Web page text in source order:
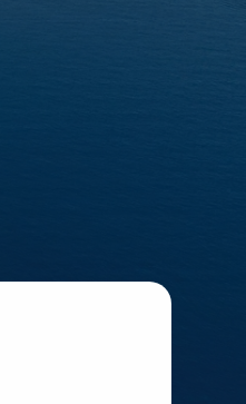
極地郵輪